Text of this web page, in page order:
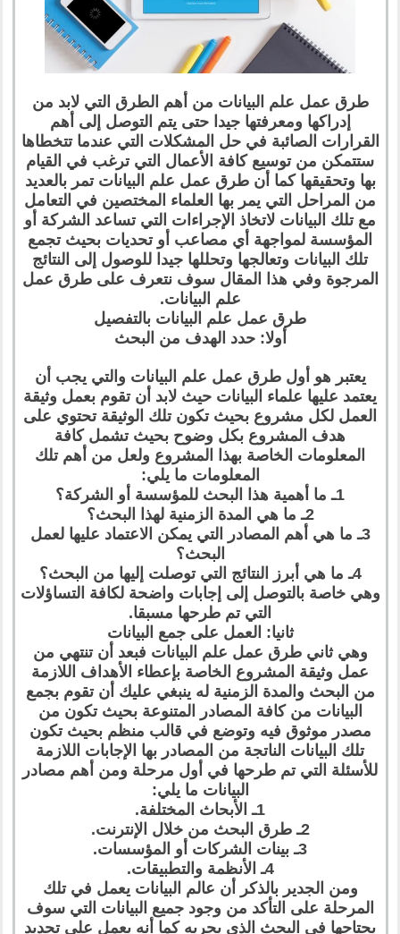
طرق عمل علم البيانات من أهم الطرق التي لابد من
إدراكها ومعرفتها جيدا حتى يتم التوصل إلى أهم
القرارات الصائبة في حل المشكلات التي عندما تتخطاها
ستتمكن من توسيع كافة الأعمال التي ترغب في القيام
بها وتحقيقها كما أن طرق عمل علم البيانات تمر بالعديد
من المراحل التي يمر بها العلماء المختصين في التعامل
مع تلك البيانات لاتخاذ الإجراءات التي تساعد الشركة أو
المؤسسة لمواجهة أي مصاعب أو تحديات بحيث تجمع
تلك البيانات وتعالجها وتحللها جيدا للوصول إلى النتائج
المرجوة وفي هذا المقال سوف نتعرف على طرق عمل
علم البيانات.
طرق عمل علم البيانات بالتفصيل
أولا: حدد الهدف من البحث
يعتبر هو أول طرق عمل علم البيانات والتي يجب أن
يعتمد عليها علماء البيانات حيث لابد أن تقوم بعمل وثيقة
العمل لكل مشروع بحيث تكون تلك الوثيقة تحتوي على
هدف المشروع بكل وضوح بحيث تشمل كافة
المعلومات الخاصة بهذا المشروع ولعل من أهم تلك
المعلومات ما يلي:
1ـ ما أهمية هذا البحث للمؤسسة أو الشركة؟
2ـ ما هي المدة الزمنية لهذا البحث؟
3ـ ما هي أهم المصادر التي يمكن الاعتماد عليها لعمل
البحث؟
4ـ ما هي أبرز النتائج التي توصلت إليها من البحث؟
وهي خاصة بالتوصل إلى إجابات واضحة لكافة التساؤلات
التي تم طرحها مسبقا.
ثانيا: العمل على جمع البيانات
وهي ثاني طرق عمل علم البيانات فبعد أن تنتهي من
عمل وثيقة المشروع الخاصة بإعطاء الأهداف اللازمة
من البحث والمدة الزمنية له ينبغي عليك أن تقوم بجمع
البيانات من كافة المصادر المتنوعة بحيث تكون من
مصدر موثوق فيه وتوضع في قالب منظم بحيث تكون
تلك البيانات الناتجة من المصادر بها الإجابات اللازمة
للأسئلة التي تم طرحها في أول مرحلة ومن أهم مصادر
البيانات ما يلي:
1ـ الأبحاث المختلفة.
2ـ طرق البحث من خلال الإنترنت.
3ـ بينات الشركات أو المؤسسات.
4ـ الأنظمة والتطبيقات.
ومن الجدير بالذكر أن عالم البيانات يعمل في تلك
المرحلة على التأكد من وجود جميع البيانات التي سوف
يحتاجها في البحث الذي يجريه كما أنه يعمل على تحديد